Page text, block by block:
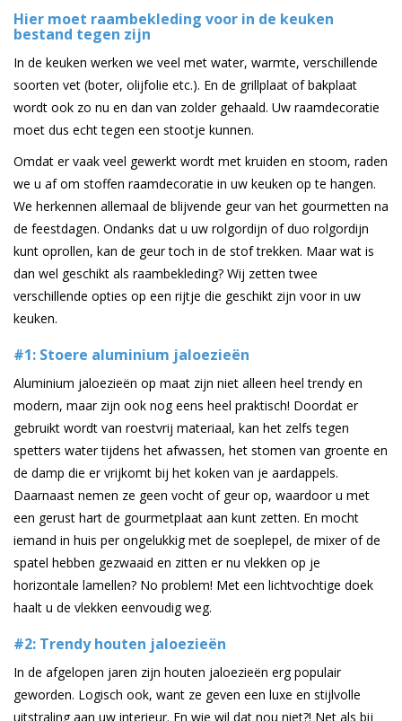
Hier moet raambekleding voor in de keuken
bestand tegen zijn
In de keuken werken we veel met water, warmte, verschillende
soorten vet (boter, olijfolie etc.). En de grillplaat of bakplaat
wordt ook zo nu en dan van zolder gehaald. Uw raamdecoratie
moet dus echt tegen een stootje kunnen.
Omdat er vaak veel gewerkt wordt met kruiden en stoom, raden
we u af om stoffen raamdecoratie in uw keuken op te hangen.
We herkennen allemaal de blijvende geur van het gourmetten na
de feestdagen. Ondanks dat u uw rolgordijn of duo rolgordijn
kunt oprollen, kan de geur toch in de stof trekken. Maar wat is
dan wel geschikt als raambekleding? Wij zetten twee
verschillende opties op een rijtje die geschikt zijn voor in uw
keuken.
#1: Stoere aluminium jaloezieën
Aluminium jaloezieën op maat zijn niet alleen heel trendy en
modern, maar zijn ook nog eens heel praktisch! Doordat er
gebruikt wordt van roestvrij materiaal, kan het zelfs tegen
spetters water tijdens het afwassen, het stomen van groente en
de damp die er vrijkomt bij het koken van je aardappels.
Daarnaast nemen ze geen vocht of geur op, waardoor u met
een gerust hart de gourmetplaat aan kunt zetten. En mocht
iemand in huis per ongelukkig met de soeplepel, de mixer of de
spatel hebben gezwaaid en zitten er nu vlekken op je
horizontale lamellen? No problem! Met een lichtvochtige doek
haalt u de vlekken eenvoudig weg.
#2: Trendy houten jaloezieën
In de afgelopen jaren zijn houten jaloezieën erg populair
geworden. Logisch ook, want ze geven een luxe en stijlvolle
uitstraling aan uw interieur. En wie wil dat nou niet?! Net als bij